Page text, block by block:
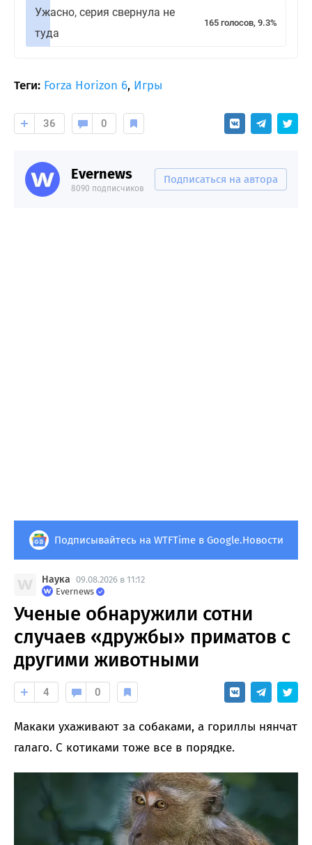
Ужасно, серия свернула не
туда
165 голосов, 9.3%
Теги: Forza Horizon 6, Игры
36 0
Evernews
8090 подписчиков
Подписаться на автора
Подписывайтесь на WTFTime в Google.Новости
Наука 09.08.2026 в 11:12
Evernews
Ученые обнаружили сотни
случаев «дружбы» приматов с
другими животными
4 0
Макаки ухаживают за собаками, а гориллы нянчат
галаго. С котиками тоже все в порядке.